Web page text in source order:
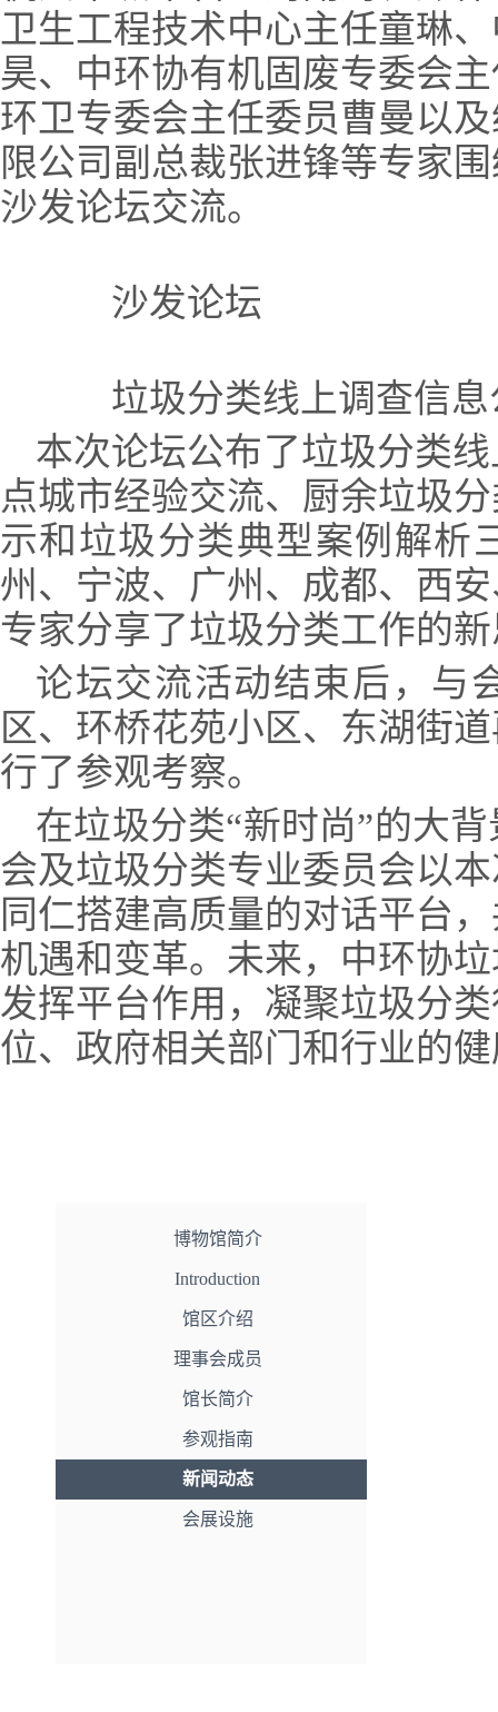
卫生工程技术中心主任童琳
昊、中环协有机固废专委会
环卫专委会主任委员曹曼以
限公司副总裁张进锋等专家
沙发论坛交流。
沙发论坛
垃圾分类线上调查信息
本次论坛公布了垃圾分类
点城市经验交流、厨余垃圾
示和垃圾分类典型案例解析
州、宁波、广州、成都、西
专家分享了垃圾分类工作的
论坛交流活动结束后，与
区、环桥花苑小区、东湖街
行了参观考察。
在垃圾分类“新时尚”的大
会及垃圾分类专业委员会以
同仁搭建高质量的对话平台
机遇和变革。未来，中环协
发挥平台作用，凝聚垃圾分
位、政府相关部门和行业的
博物馆简介
Introduction
馆区介绍
理事会成员
馆长简介
参观指南
新闻动态
会展设施